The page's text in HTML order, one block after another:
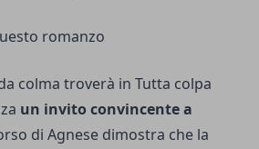
romanzo
colma troverà in Tutta colpa
un invito convincente a
di Agnese dimostra che la